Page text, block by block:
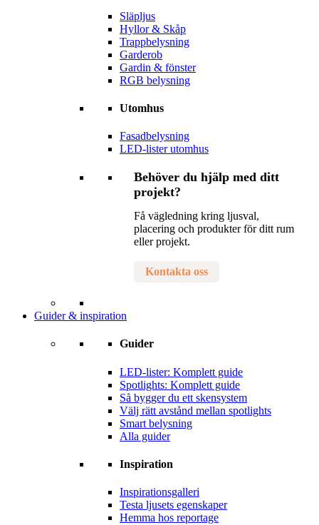
Släpljus
Hyllor & Skåp
Trappbelysning
Garderob
Gardin & fönster
RGB belysning
Utomhus
Fasadbelysning
LED-lister utomhus
Behöver du hjälp med ditt
projekt?
Få vägledning kring ljusval,
placering och produkter för ditt rum
eller projekt.
Kontakta oss
Guider & inspiration
Guider
LED-lister: Komplett guide
Spotlights: Komplett guide
Så bygger du ett skensystem
Välj rätt avstånd mellan spotlights
Smart belysning
Alla guider
Inspiration
Inspirationsgalleri
Testa ljusets egenskaper
Hemma hos reportage